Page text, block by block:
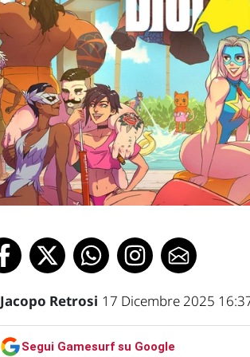
Jacopo Retrosi 17 Dicembre 2025
Segui Gamesurf su Google